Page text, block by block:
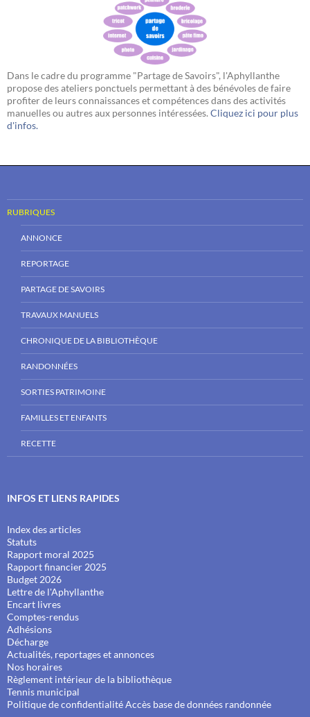
Dans le cadre du programme "Partage de Savoirs", l'Aphyllanthe
propose des ateliers ponctuels permettant à des bénévoles de faire
profiter de leurs connaissances et compétences dans des activités
manuelles ou autres aux personnes intéressées. Cliquez ici pour plus
d'infos.
RUBRIQUES
ANNONCE
REPORTAGE
PARTAGE DE SAVOIRS
TRAVAUX MANUELS
CHRONIQUE DE LA BIBLIOTHÈQUE
RANDONNÉES
SORTIES PATRIMOINE
FAMILLES ET ENFANTS
RECETTE
INFOS ET LIENS RAPIDES
Index des articles
Statuts
Rapport moral 2025
Rapport financier 2025
Budget 2026
Lettre de l'Aphyllanthe
Encart livres
Comptes-rendus
Adhésions
Décharge
Actualités, reportages et annonces
Nos horaires
Règlement intérieur de la bibliothèque
Tennis municipal
Politique de confidentialitéAccès base de données randonnée